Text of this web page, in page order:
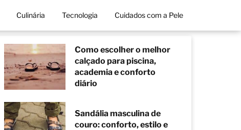
Culinária Tecnologia Cuidados com a Pele
Como escolher o melhor
calçado para piscina,
academia e conforto
diário
Sandália masculina de
couro: conforto, estilo e